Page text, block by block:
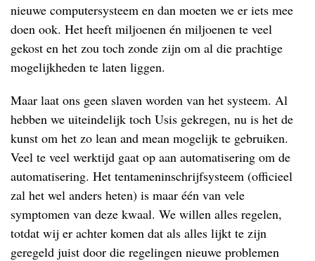
nieuwe computersysteem en dan moeten we er iets mee
doen ook. Het heeft miljoenen én miljoenen te veel
gekost en het zou toch zonde zijn om al die prachtige
mogelijkheden te laten liggen.
Maar laat ons geen slaven worden van het systeem. Al
hebben we uiteindelijk toch Usis gekregen, nu is het de
kunst om het zo lean and mean mogelijk te gebruiken.
Veel te veel werktijd gaat op aan automatisering om de
automatisering. Het tentameninschrijfsysteem (officieel
zal het wel anders heten) is maar één van vele
symptomen van deze kwaal. We willen alles regelen,
totdat wij er achter komen dat als alles lijkt te zijn
geregeld juist door die regelingen nieuwe problemen